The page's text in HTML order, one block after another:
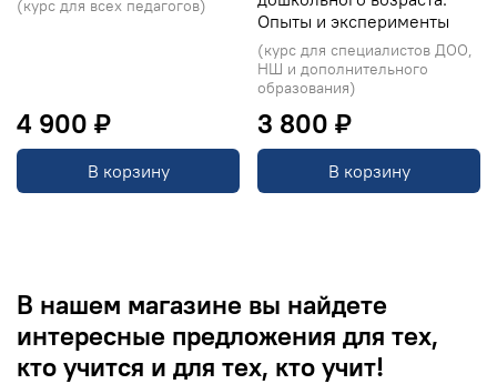
(курс для всех педагогов)
4 900 ₽
В корзину
Опыты и эксперименты
(курс для специалистов ДОО,
НШ и дополнительного
образования)
3 800 ₽
В корзину
В нашем магазине вы найдете
интересные предложения для тех,
кто учится и для тех, кто учит!